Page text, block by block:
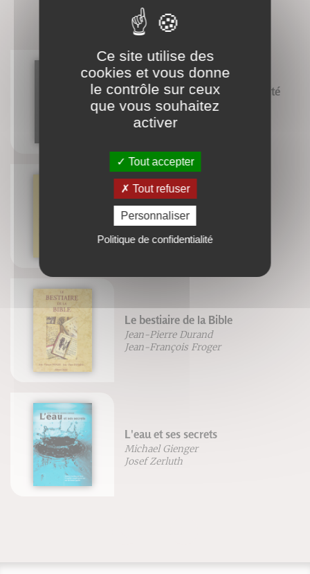
CONNAISSEZ-VOUS AUSSI ?
Intelligence artificielle : la réalité
& le mythe
Alain Bretto
Nos racines celtiques
Pierre Gastal
Le bestiaire de la Bible
Jean-Pierre Durand
Jean-François Froger
L'eau et ses secrets
Michael Gienger
Josef Zerluth
Ce site utilise des
cookies et vous donne
le contrôle sur ceux
que vous souhaitez
activer
Tout accepter
Tout refuser
Personnaliser
Politique de confidentialité